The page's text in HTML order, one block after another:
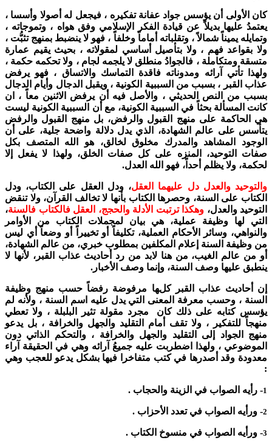
كان الأولى أن يؤسس جواد عفانة تفكيره ، فيجعل له أصولا وأسسا ،
يعتمدُ عليها بديلاً عن قيادة الفكر الإسلامي وفق هواه ، وتموجاته ،
وتمايله يميناً شمالاً ، وتقلباته أماماً وخلفاً ، فهو لا ينضبط بمنهج تثبُّت ،
ولا بقواعد فهم ، ولا بتأصيل أساسي لمقولاته ، بحيث يقيم عمارة
متسقة ومتكاملة ، فالجوادُ منطلق لا يلجمه لجام ، ولا تحكمه حكمة ،
ولهذا تأتي آرائه ومدوناته فاقدة التماسك والاتساق ، فهو يرفض
عذاب القبر ، بسبب من السببية الكونية ، ويقبل الدجال وأيام الدجال
بسبب من النص الحديثي ، والأصل فيه أن يرفض الاثنين معاً ، ان
كانت المسألة بحثاً في السببية الكونية، مع أن السببية الكونية ليست
هي الحاكمة على منهج القبول والرفض، بل منهج القبول والرفض
يتأسس على عالم الشهادة، الذي يدل دلالة واضحة جلية، على أن
الوجود المشاهد والمدرك مخلوق لخالق، هو الله المتصف بكل
صفات التوحيد، المنزه على كل صفات الخلق، ولهذا لا يفعل إلا
لحكمة، ولا يظلم أحداً، فهو الله العدل.
والتوحيد والعدل دل عليهما العقل، ودل العقل على الكتاب، ودل
الكتاب على السنة، وحصرها الكتاب بأنها لا تخالف القرآن، ولا تنقض
التوحيد والعدل، وهكذا ترتبت الأدلة والحجج، العقل فالكتاب فالسنة،
التي لها وظيفة عملية، هي بيان لمجملات الكتاب من الأوامر
والنواهي، وسائر الأحكام العملية، تكليفاً أو تخييراً أو وضعاً أي ليس
من وظيفة السنة إعلام المكلفين بمطلوب خبري، من عالم الشهادة،
أو من عالم الغيب، من هنا لابد من رد أحاديث عذاب القبر، لأنها لا
ينطبق عليها وصف السنة، وإنما وصف الأخبار.
إن أحاديث عذاب القبر كلها مرفوضة رفضاً حسب منهج وظيفة
السنة ، وحسب معرفة المعنى التي يدل عليه اسم السنة ، ولأنه لم
يؤسس كتابه على ذلك كان مجرد مقولة تثير البلبلة ، ولا تعطي
منهجاً للتفكير ، ولا تقف أمام التقليد والجهل والخرافة ، بل يدعو
منهج الجواد إلى التقليد والجهل والخرافة ، والتحكم الذاتي دون
الموضوعي ، ولهذا اضطربت عليه جميعُ آرائه وهي في الحقيقة آراء
معدودة وقد أصدرها في كتب متفاخرا فيها بشكل يدعو للعجب وهي
:
1- رأيه الصواب في الزينة والحجاب .
2- ورأيه الصواب في تعدد الأحزاب .
3- ورأيه الصواب في منسوخ الكتاب .